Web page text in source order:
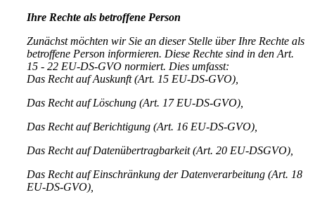
Ihre Rechte als betroffene Person
Zunächst möchten wir Sie an dieser Stelle über Ihre Rechte als
betroffene Person informieren. Diese Rechte sind in den Art.
15 - 22 EU-DS-GVO normiert. Dies umfasst:
Das Recht auf Auskunft (Art. 15 EU-DS-GVO),
Das Recht auf Löschung (Art. 17 EU-DS-GVO),
Das Recht auf Berichtigung (Art. 16 EU-DS-GVO),
Das Recht auf Datenübertragbarkeit (Art. 20 EU-DSGVO),
Das Recht auf Einschränkung der Datenverarbeitung (Art. 18
EU-DS-GVO),